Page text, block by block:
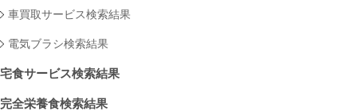
車買取サービス検索結果
電気ブラシ検索結果
宅食サービス検索結果
完全栄養食検索結果